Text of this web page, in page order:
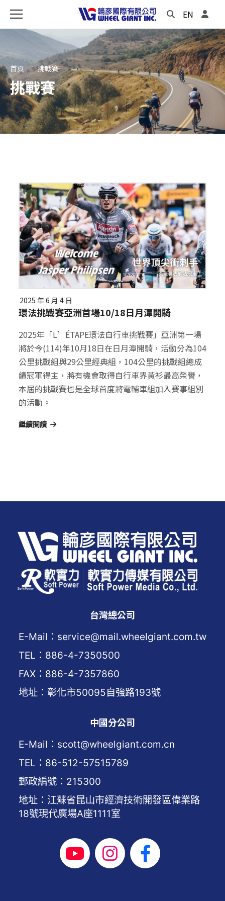
EN
首頁 挑戰賽
挑戰賽
2025 年 6 月 4 日
環法挑戰賽亞洲首場10/18日月潭開騎
2025年「L’ÉTAPE環法自行車挑戰賽」亞洲第一場
將於今(114)年10月18日在日月潭開騎，活動分為104
公里挑戰組與29公里經典組，104公里的挑戰組總成
績冠軍得主，將有機會取得自行車界黃衫最高榮譽，
本屆的挑戰賽也是全球首度將電輔車組加入賽事組別
的活動。
繼續閱讀
台灣總公司
E-Mail：service@mail.wheelgiant.com.tw
TEL：886-4-7350500
FAX：886-4-7357860
地址：彰化市50095自強路193號
中國分公司
E-Mail：scott@wheelgiant.com.cn
TEL：86-512-57515789
郵政編號：215300
地址：江蘇省昆山市經濟技術開發區偉業路
18號現代廣場A座1111室